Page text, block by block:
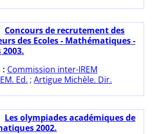
Concours de recrutement des
des Ecoles - Mathématiques -
: Commission inter-IREM
Ed. ; Artigue Michèle. Dir.
Les olympiades académiques de
2002.